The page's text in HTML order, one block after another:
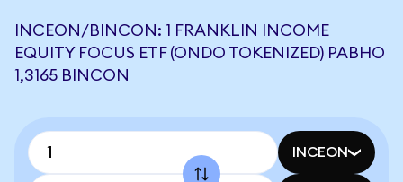
INCEON/BINCON: 1 FRANKLIN INCOME
EQUITY FOCUS ETF (ONDO TOKENIZED) РАВНО
1,3165 BINCON
INCEON